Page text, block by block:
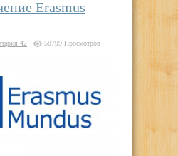
Erasmus
42 58799 Просмотров